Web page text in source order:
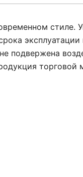
стиле.
подвержена